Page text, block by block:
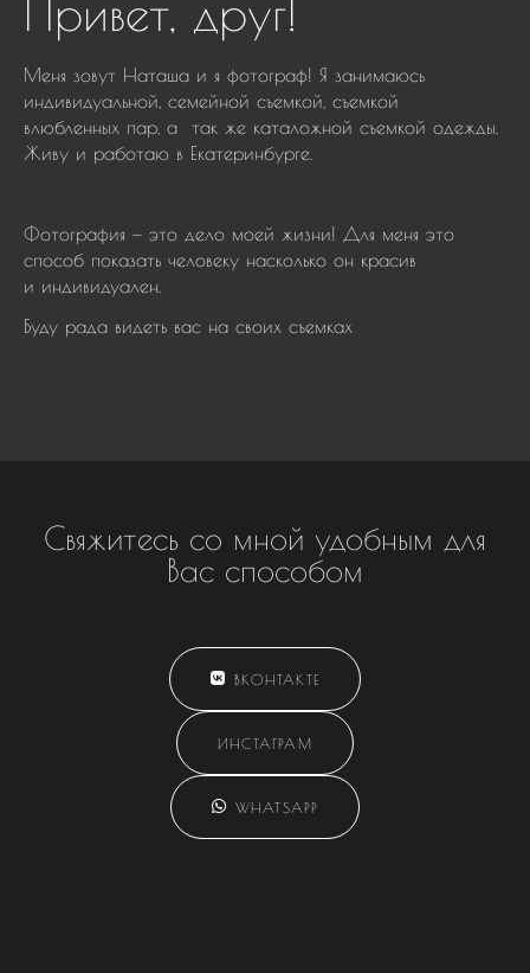
Привет, друг!
Меня зовут Наташа и я фотограф! Я занимаюсь
индивидуальной, семейной съемкой, съемкой
влюбленных пар, а так же каталожной съемкой одежды.
Живу и работаю в Екатеринбурге.
Фотография — это дело моей жизни! Для меня это
способ показать человеку насколько он красив
и индивидуален.
Буду рада видеть вас на своих съемках
Свяжитесь со мной удобным для
Вас способом
ВКОНТАКТЕ
ИНСТАГРАМ
WHATSAPP